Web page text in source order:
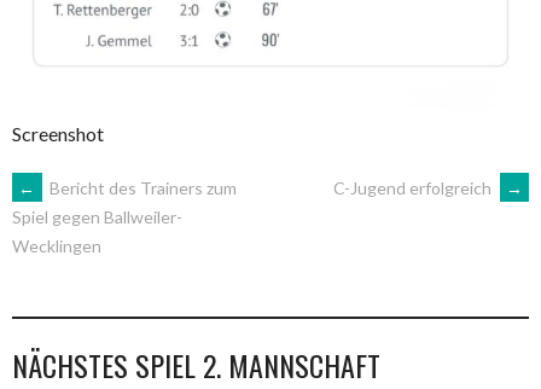
Screenshot
ARTIKEL-
NAVIGATION
←
Bericht des Trainers zum
Spiel gegen Ballweiler-
Wecklingen
C-Jugend erfolgreich →
NÄCHSTES SPIEL 2. MANNSCHAFT